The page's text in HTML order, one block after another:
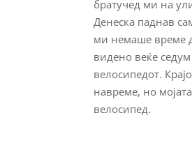
братучед ми на
Денеска паднав
ми немаше време
видено веќе
велосипедот.
навреме, но
велосипед.